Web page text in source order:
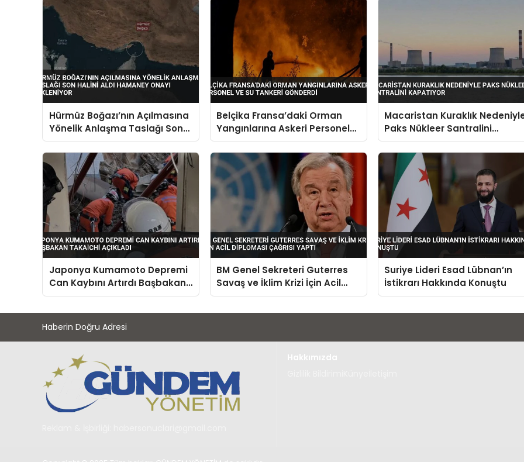
Hürmüz Boğazı’nın Açılmasına
Yönelik Anlaşma Taslağı Son
Halini Aldı Hamaney Onayı
Bekleniyor
Belçika Fransa’daki Orman
Yangınlarına Askeri Personel
ve Su Tankeri Gönderdi
Macaristan Kuraklık
Paks Nükleer Santralini
Kapatıyor
Japonya Kumamoto Depremi
Can Kaybını Artırdı Başbakan
Takaichi Açıkladı
BM Genel Sekreteri Guterres
Savaş ve İklim Krizi İçin Acil
Diploması Çağrısı Yaptı
Suriye Lideri Esad Lübnan’ın
İstikrarı Hakkında Konuştu
Haberin Doğru Adresi
Hakkımızda